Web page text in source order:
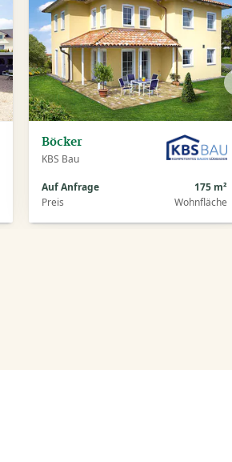
Böcker
KBS Bau
Auf Anfrage
Preis
175 m²
Wohnfläche